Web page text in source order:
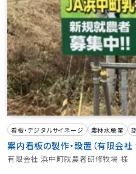
看板・デジタルサイネージ 農林水産業
案内看板の製作・設置（有限会
有限会社 浜中町就農者研修牧場 様